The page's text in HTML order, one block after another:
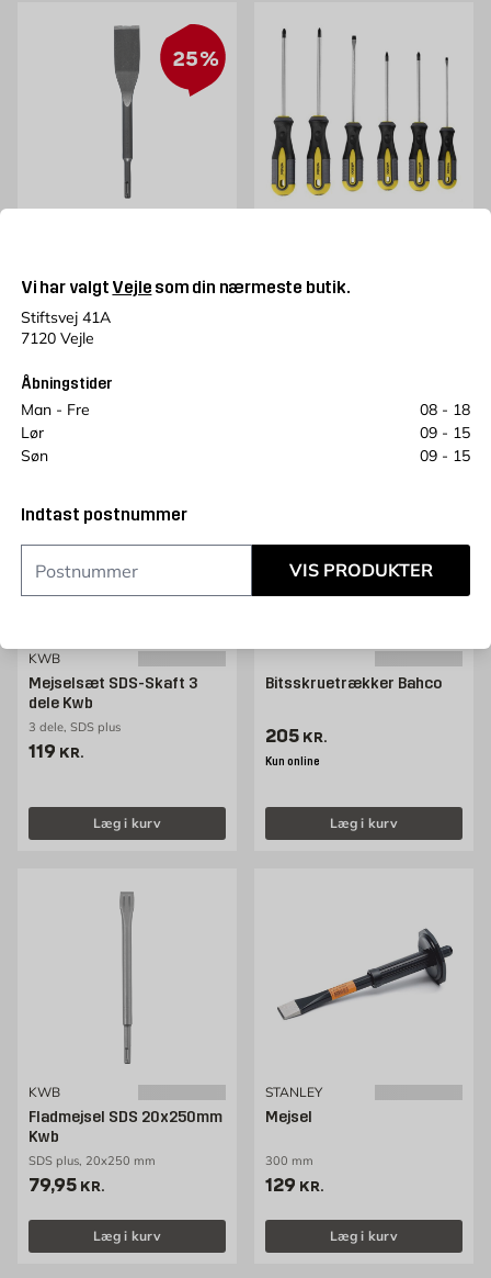
Vi har valgt Vejle som din nærmeste butik.
Stiftsvej 41A
7120 Vejle
Åbningstider
Man - Fre
08 - 18
Lør
09 - 15
Søn
09 - 15
Indtast postnummer
VIS PRODUKTER
25%
SDS plus, 40x250 mm
Gammel pris 129 kr. /stk
129KR.
Tilbudspris 96.75 kr. /stk
96,75KR.
Læg i kurv
6-pak CRV-STÅL
KWB
Mejselsæt SDS-Skaft 3
dele Kwb
3 dele, SDS plus
Pris 119 kr. /stk
119 KR.
Læg i kurv
Bitsskruetrækker Bahco
Pris 205 kr. /stk
205 KR.
Kun online
Læg i kurv
KWB
Fladmejsel SDS 20x250mm
Kwb
SDS plus, 20x250 mm
Pris 79.95 kr. /stk
79,95 KR.
Læg i kurv
STANLEY
Mejsel
300 mm
Pris 129 kr. /stk
129 KR.
Læg i kurv